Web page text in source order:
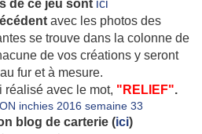
de ce jeu sontici
avec les photos des
se trouve dans la colonne de
de vos créations y seront
fur et à mesure.
avec le mot, "RELIEF".
blog de carterie (ici)